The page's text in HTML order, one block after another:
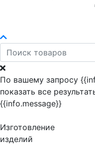
По вашему запросу
показать все
{{info.message}}
Изготовление
изделий